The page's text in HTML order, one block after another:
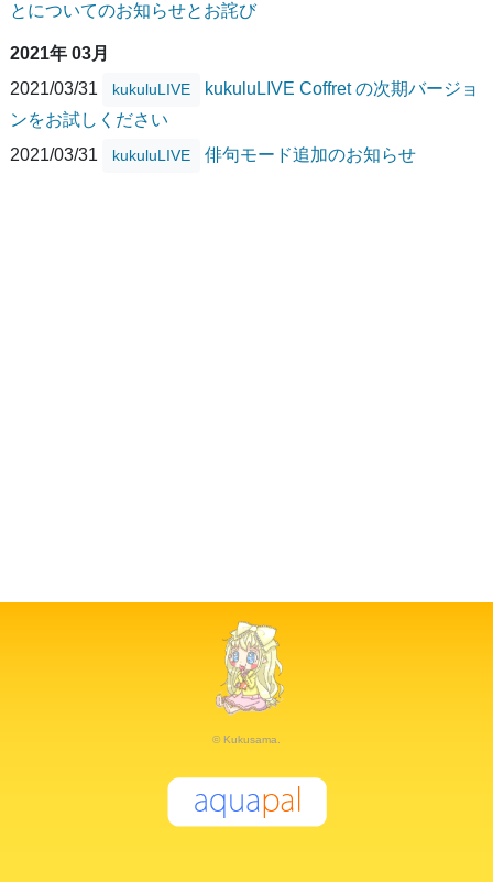
とについてのお知らせとお詫び
2021年 03月
2021/03/31
kukuluLIVE
kukuluLIVE Coffret の次期バージョ
ンをお試しください
2021/03/31
kukuluLIVE 俳句モード追加のお知らせ
© Kukusama.